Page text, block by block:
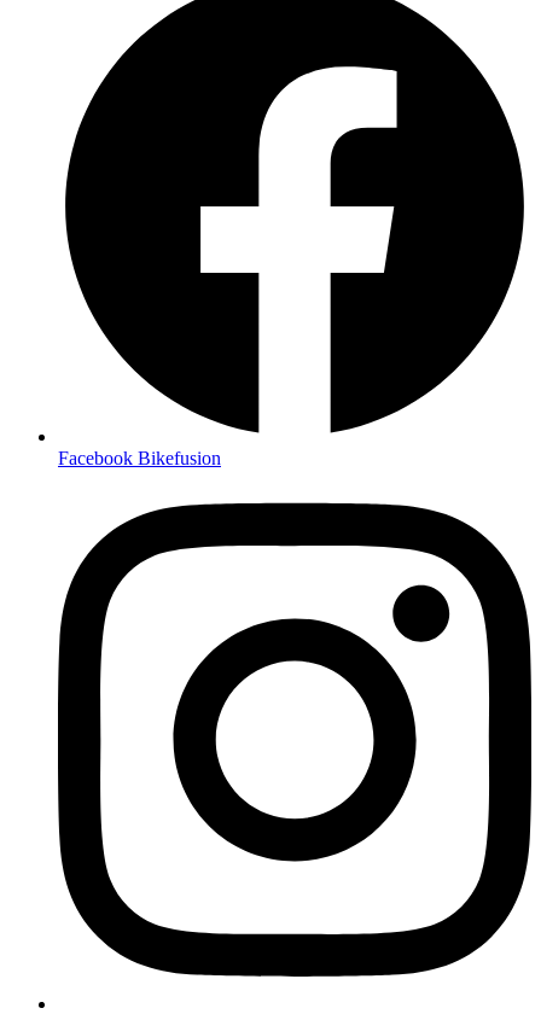
Facebook Bikefusion